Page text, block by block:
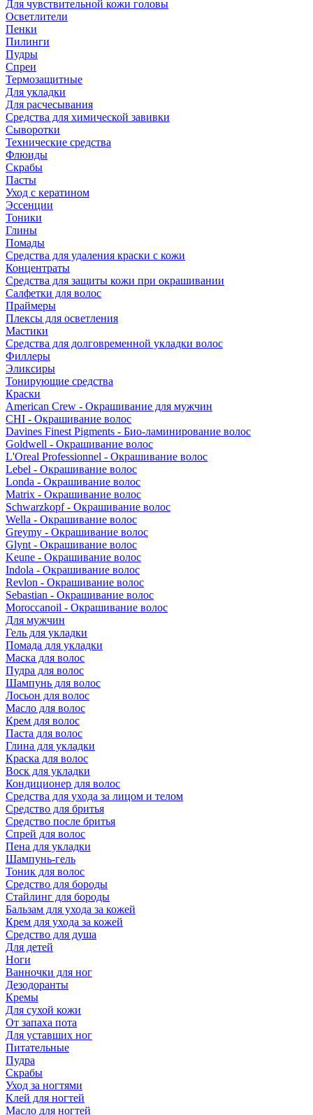
Для чувствительной кожи головы
Осветлители
Пенки
Пилинги
Пудры
Спреи
Термозащитные
Для укладки
Для расчесывания
Средства для химической завивки
Сыворотки
Технические средства
Флюиды
Скрабы
Пасты
Уход с кератином
Эссенции
Тоники
Глины
Помады
Средства для удаления краски с кожи
Концентраты
Средства для защиты кожи при окрашивании
Салфетки для волос
Праймеры
Плексы для осветления
Мастики
Средства для долговременной укладки волос
Филлеры
Эликсиры
Тонирующие средства
Краски
American Crew - Окрашивание для мужчин
CHI - Окрашивание волос
Davines Finest Pigments - Био-ламинирование волос
Goldwell - Окрашивание волос
L'Oreal Professionnel - Окрашивание волос
Lebel - Окрашивание волос
Londa - Окрашивание волос
Matrix - Окрашивание волос
Schwarzkopf - Окрашивание волос
Wella - Окрашивание волос
Greymy - Окрашивание волос
Glynt - Окрашивание волос
Keune - Окрашивание волос
Indola - Окрашивание волос
Revlon - Окрашивание волос
Sebastian - Окрашивание волос
Moroccanoil - Окрашивание волос
Для мужчин
Гель для укладки
Помада для укладки
Маска для волос
Пудра для волос
Шампунь для волос
Лосьон для волос
Масло для волос
Крем для волос
Паста для волос
Глина для укладки
Краска для волос
Воск для укладки
Кондиционер для волос
Средства для ухода за лицом и телом
Средство для бритья
Средство после бритья
Спрей для волос
Пена для укладки
Шампунь-гель
Тоник для волос
Средство для бороды
Стайлинг для бороды
Бальзам для ухода за кожей
Крем для ухода за кожей
Средство для душа
Для детей
Ноги
Ванночки для ног
Дезодоранты
Кремы
Для сухой кожи
От запаха пота
Для уставших ног
Питательные
Пудра
Скрабы
Уход за ногтями
Клей для ногтей
Масло для ногтей